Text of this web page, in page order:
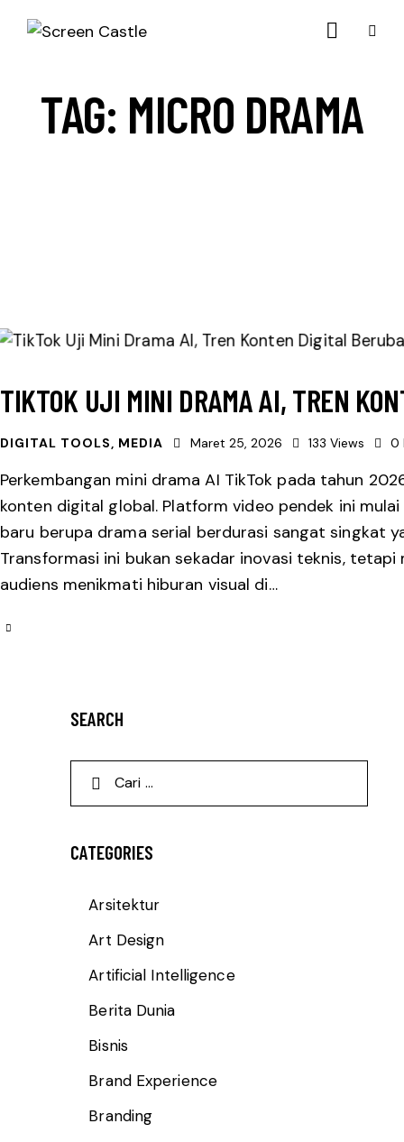
TAG: MICRO DRAMA
TIKTOK UJI MINI DRAMA AI, TREN
DIGITAL TOOLS, MEDIA Maret 25, 2026 133 Views 0
Perkembangan mini drama AI TikTok pada tahun
konten digital global. Platform video pendek ini
baru berupa drama serial berdurasi sangat singkat
Transformasi ini bukan sekadar inovasi teknis,
audiens menikmati hiburan visual di…
SEARCH
CATEGORIES
Arsitektur
Art Design
Artificial Intelligence
Berita Dunia
Bisnis
Brand Experience
Branding